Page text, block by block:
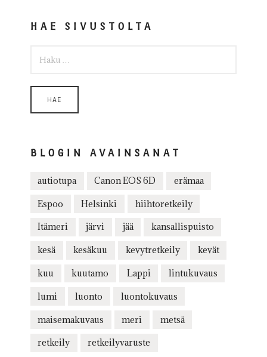
HAE SIVUSTOLTA
BLOGIN AVAINSANAT
autiotupa Canon EOS 6D erämaa
Espoo Helsinki hiihtoretkeily
Itämeri järvi jää kansallispuisto
kesä kesäkuu kevytretkeily kevät
kuu kuutamo Lappi lintukuvaus
lumi luonto luontokuvaus
maisemakuvaus meri metsä
retkeily retkeilyvaruste